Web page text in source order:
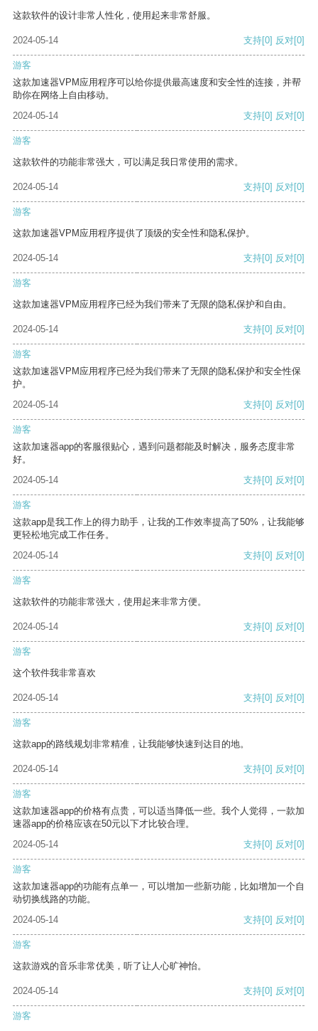
这款软件的设计非常人性化，使用起来非常舒服。
2024-05-14 支持[0] 反对[0]
游客
这款加速器VPM应用程序可以给你提供最高速度和安全性的连接，并帮
助你在网络上自由移动。
2024-05-14
支持[0] 反对[0]
游客
这款软件的功能非常强大，可以满足我日常使用的需求。
2024-05-14 支持[0] 反对[0]
游客
这款加速器VPM应用程序提供了顶级的安全性和隐私保护。
2024-05-14 支持[0] 反对[0]
游客
这款加速器VPM应用程序已经为我们带来了无限的隐私保护和自由。
2024-05-14 支持[0] 反对[0]
游客
这款加速器VPM应用程序已经为我们带来了无限的隐私保护和安全性保
护。
2024-05-14
支持[0] 反对[0]
游客
这款加速器app的客服很贴心，遇到问题都能及时解决，服务态度非常
好。
2024-05-14
支持[0] 反对[0]
游客
这款app是我工作上的得力助手，让我的工作效率提高了50%，让我能够
更轻松地完成工作任务。
2024-05-14
支持[0] 反对[0]
游客
这款软件的功能非常强大，使用起来非常方便。
2024-05-14 支持[0] 反对[0]
游客
这个软件我非常喜欢
2024-05-14 支持[0] 反对[0]
游客
这款app的路线规划非常精准，让我能够快速到达目的地。
2024-05-14 支持[0] 反对[0]
游客
这款加速器app的价格有点贵，可以适当降低一些。我个人觉得，一款加
速器app的价格应该在50元以下才比较合理。
2024-05-14
支持[0] 反对[0]
游客
这款加速器app的功能有点单一，可以增加一些新功能，比如增加一个自
动切换线路的功能。
2024-05-14
支持[0] 反对[0]
游客
这款游戏的音乐非常优美，听了让人心旷神怡。
2024-05-14 支持[0] 反对[0]
游客